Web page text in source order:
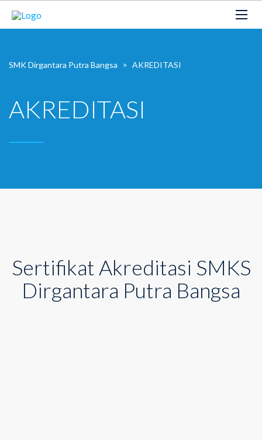
SMK Dirgantara Putra Bangsa > AKREDITASI
AKREDITASI
Sertifikat Akreditasi SMKS
Dirgantara Putra Bangsa